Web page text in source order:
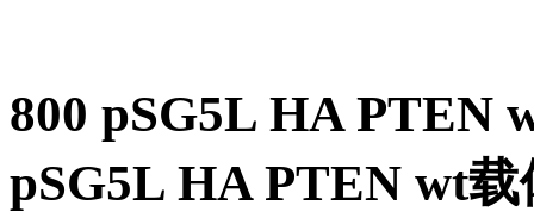
800 pSG5L HA PTEN
pSG5L HA PTEN wt